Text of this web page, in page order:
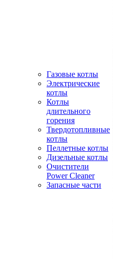
Газовые котлы
Электрические
котлы
Котлы
длительного
горения
Твердотопливные
котлы
Пеллетные котлы
Дизельные котлы
Очистители
Power Cleaner
Запасные части